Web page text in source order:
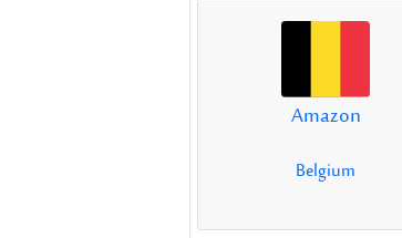
Amazon
Belgium